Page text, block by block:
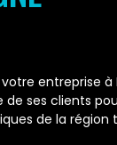
entreprise
ses clients
de la région